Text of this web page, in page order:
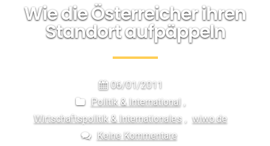
Wie die Österreicher ihren
Standort aufpäppeln
06/01/2011
Politik & International
Wirtschaftspolitik & Internationales
wiwo.de
Keine Kommentare